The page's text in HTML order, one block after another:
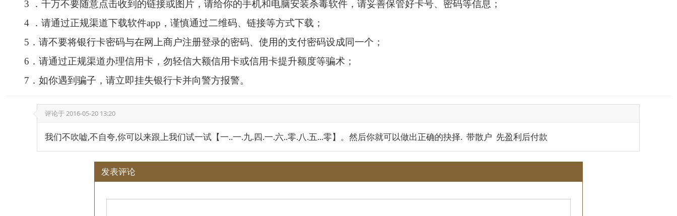
3
．千万不要随意点击收到的链接或图片，请给你的手机和电脑安装杀毒软件，请妥善保管好卡号、密码等信息；
4
．请通过正规渠道下载软件app ，谨慎通过二维码、链接等方式下载；
5 ．请不要将银行卡密码与在网上商户注册登录的密码、使用的支付密码设成同一个；
6 ．请通过正规渠道办理信用卡，勿轻信大额信用卡或信用卡提升额度等骗术；
7 ．如你遇到骗子，请立即挂失银行卡并向警方报警。
评论于2016-05-20 13:20
我们不吹嘘,不自夸,你可以来跟上我们试一试【一..一.九.四.一.六..零.八.五...零】。然后你就可以做出正确的抉择. 带散户 先盈利后付款
发表评论